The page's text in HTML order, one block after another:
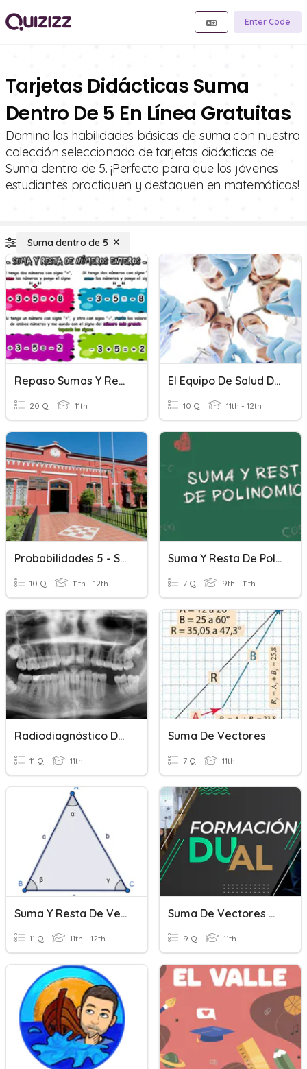
Enter Code
Tarjetas Didácticas Suma
Dentro De 5 En Línea Gratuitas
Domina las habilidades básicas de suma con nuestra
colección seleccionada de tarjetas didácticas de
Suma dentro de 5. ¡Perfecto para que los jóvenes
estudiantes practiquen y destaquen en matemáticas!
Suma dentro de 5
Repaso Sumas Y Restas De Números Enteros
20 Q 11th
El Equipo De Salud Dental
10 Q 11th - 12th
Probabilidades 5 - Suma De Probabilidades
10 Q 11th - 12th
Suma Y Resta De Polinomios
7 Q 9th - 11th
Radiodiagnóstico Dental
11 Q 11th
Suma De Vectores
7 Q 11th
Suma Y Resta De Vectores
11 Q 11th - 12th
Suma De Vectores Unitarios
9 Q 11th